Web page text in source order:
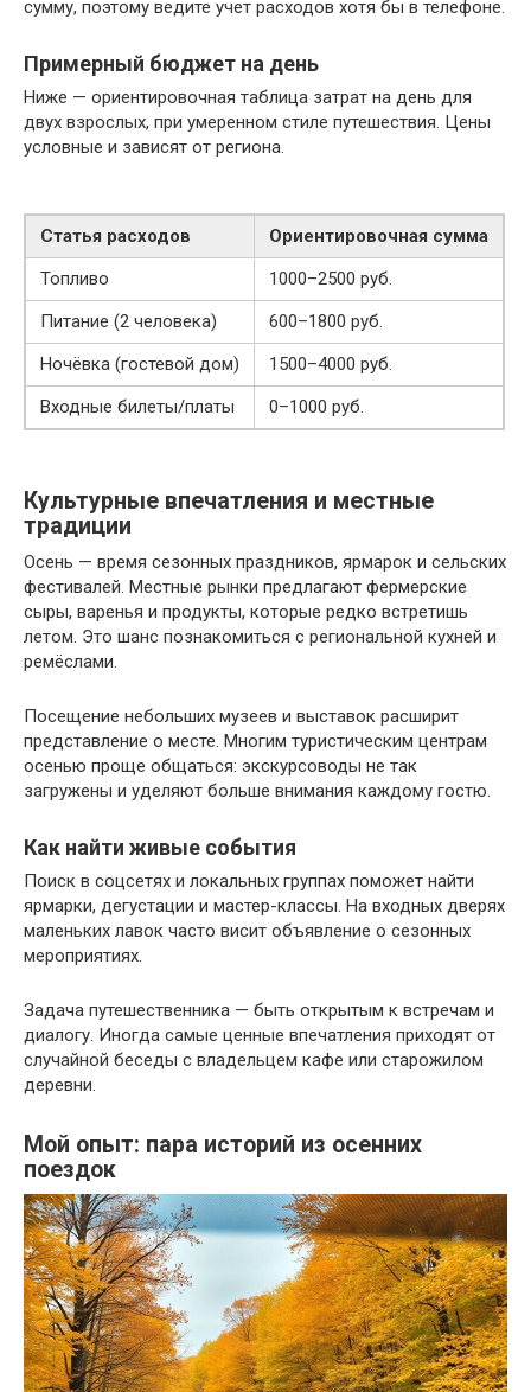
сумму, поэтому ведите учет расходов хотя бы в телефоне.
Примерный бюджет на день
Ниже — ориентировочная таблица затрат на день для
двух взрослых, при умеренном стиле путешествия. Цены
условные и зависят от региона.
Статья расходов
Ориентировочная сумма
Топливо
1000–2500 руб.
Питание (2 человека)
600–1800 руб.
Ночёвка (гостевой дом)
1500–4000 руб.
Входные билеты/платы
0–1000 руб.
Культурные впечатления и местные
традиции
Осень — время сезонных праздников, ярмарок и сельских
фестивалей. Местные рынки предлагают фермерские
сыры, варенья и продукты, которые редко встретишь
летом. Это шанс познакомиться с региональной кухней и
ремёслами.
Посещение небольших музеев и выставок расширит
представление о месте. Многим туристическим центрам
осенью проще общаться: экскурсоводы не так
загружены и уделяют больше внимания каждому гостю.
Как найти живые события
Поиск в соцсетях и локальных группах поможет найти
ярмарки, дегустации и мастер-классы. На входных дверях
маленьких лавок часто висит объявление о сезонных
мероприятиях.
Задача путешественника — быть открытым к встречам и
диалогу. Иногда самые ценные впечатления приходят от
случайной беседы с владельцем кафе или старожилом
деревни.
Мой опыт: пара историй из осенних
поездок